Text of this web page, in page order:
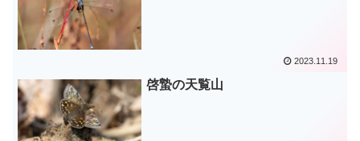
2023.11.19
啓蟄の天覧山